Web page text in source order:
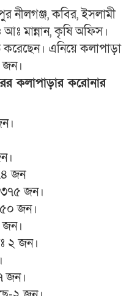
নীলগঞ্জ, কবির, ইসলামী
মান্নান, কৃষি অফিস।
করেছেন। এনিয়ে কলাপাড়া
জন।
কলাপাড়ার করোনার
জন
জন।
জন।
জন।
২ জন।
জন।